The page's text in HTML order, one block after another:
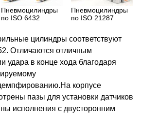
Пневмоцилиндры
по ISO 6432
Пневмоцилиндры
по ISO 21287
цилиндры соответствуют
Отличаются отличным
удара в конце хода благодаря
корпусе
пазы для установки датчиков
исполнения с двусторонним